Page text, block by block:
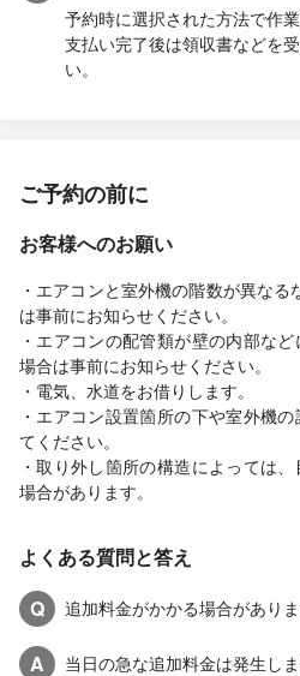
予約時に選択された方法で作
支払い完了後は領収書などを
い。
ご予約の前に
お客様へのお願い
・エアコンと室外機の階数が異な
は事前にお知らせください。
・エアコンの配管類が壁の内部な
場合は事前にお知らせください。
・電気、水道をお借りします。
・エアコン設置箇所の下や室外機
てください。
・取り外し箇所の構造によっては
場合があります。
よくある質問と答え
Q
追加料金がかかる場合があり
A
当日の急な追加料金は発生し